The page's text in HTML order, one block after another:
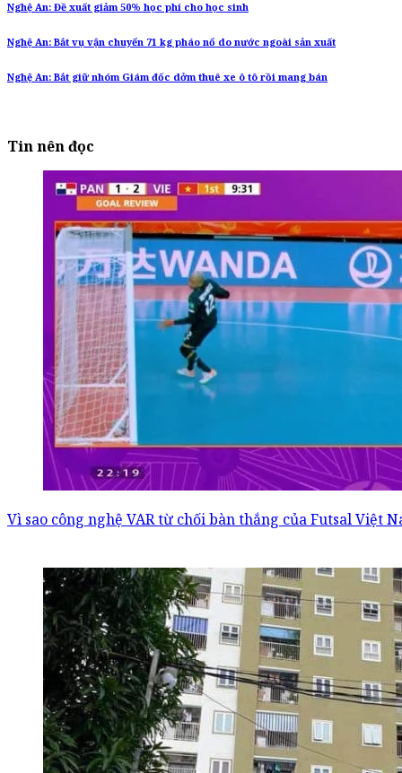
Nghệ An: Đề xuất giảm 50% học phí cho học sinh
Nghệ An: Bắt vụ vận chuyển 71 kg pháo nổ do nước ngoài sản xuất
Nghệ An: Bắt giữ nhóm Giám đốc dởm thuê xe ô tô rồi mang bán
Tin nên đọc
Vì sao công nghệ VAR từ chối bàn thắng của Futsal Việt